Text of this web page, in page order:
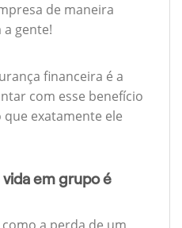
de maneira
gente!
financeira é a
com esse benefício
que exatamente ele
em grupo é